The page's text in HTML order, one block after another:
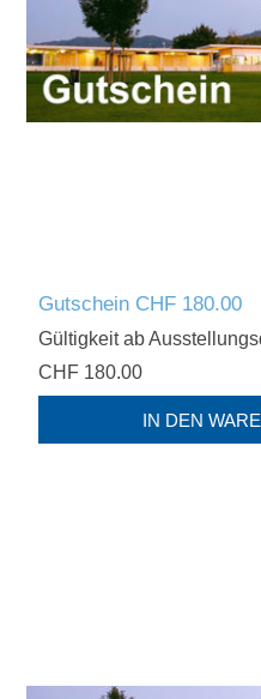
Gutschein CHF 180.00
Gültigkeit ab
CHF 180.00